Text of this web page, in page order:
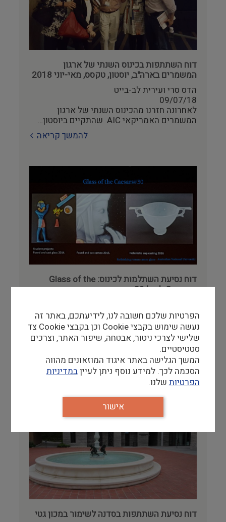
היסטוריה ומורשת
צילום ווידאו ארט
מדע וטבע
ביטחון ובטיחות
שימור
זכוכית וקרמיקה
רישום וקטלוג
מבנים היסטוריים
עיצוב
דוח השתתפות בכינוס השנתי של ארגון
המשמרים בארה"ב, יוסטון, טקסס, מאי-יוני 2018
הדס סרי ועירית לב-בייט
09/07/18
לאחרונה חזרנו מהכינוס השנתי של ארגון
המשמרים האמריקאי AIC שהתקיים ביוסטון…
להמשך קריאה
דוח נסיעת השתלמות לכינוס: Glass of the
Caesars לרגל 30 שנה מאז התערוכה בשם זה
אנמרי בארטפלד
27/11/17
בשנת 1987, התקיימה במוזאון הבריטי תערוכה
בשם Glass of the Caesars שהייתה לאבן דרך
בעולם…
להמשך קריאה
דוח נסיעת השתתפות בסדנה לשימור במכון גטי
הפרטיות שלכם חשובה לנו, לידיעתכם, באתר זה
נעשה שימוש בקבצי Cookie וכן בקבצי Cookie צד
שלישי לצרכי ניטור, אבטחה, שיפור האתר, וצרכים
סטטיסטיים.
המשך הגלישה באתר איגוד המוזאונים מהווה
הסכמה לכך. למידע נוסף ניתן לעייןבמדיניות
הפרטיות שלנו.
אישור